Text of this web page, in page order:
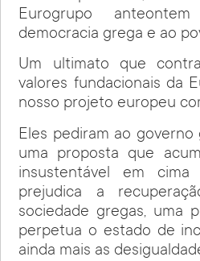
Eurogrupo
democracia grega e ao
Um ultimato que
valores fundacionais da
nosso projeto europeu
Eles pediram ao
uma proposta que
insustentável em
prejudica a
sociedade gregas, uma
perpetua o estado de
ainda mais as